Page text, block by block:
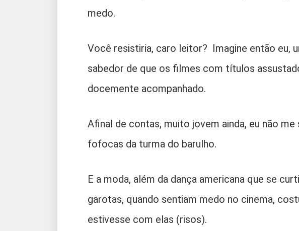
medo.
Você resistiria, caro leitor? Imagine então eu,
sabedor de que os filmes com títulos
docemente acompanhado.
Afinal de contas, muito jovem ainda, eu não
fofocas da turma do barulho.
E a moda, além da dança americana que se
garotas, quando sentiam medo no cinema,
estivesse com elas (risos).